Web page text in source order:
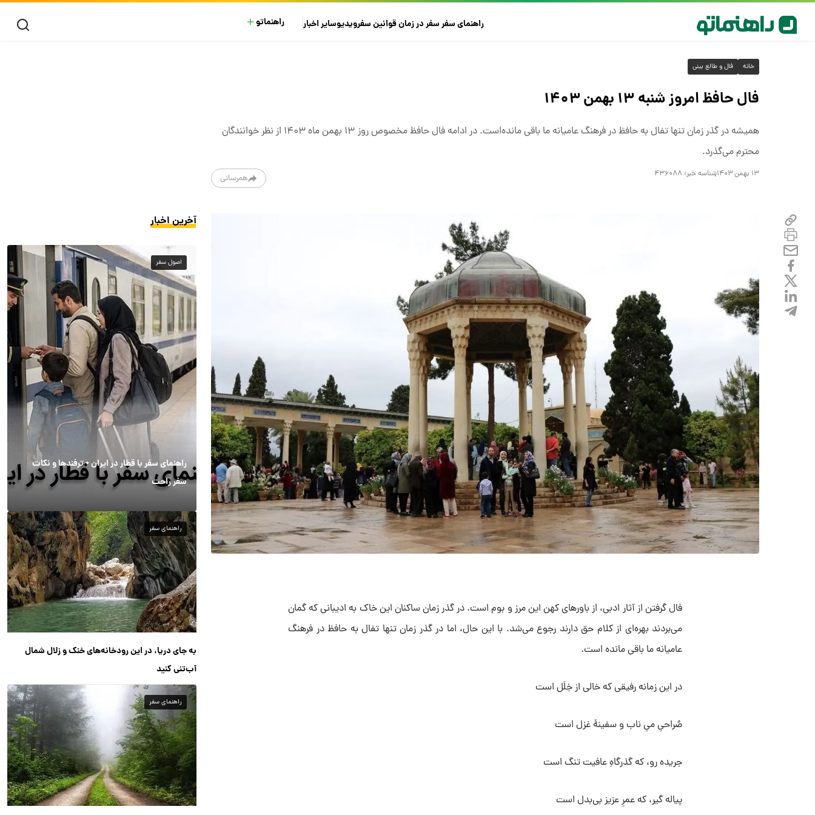
راهنمای سفرسفر در زمانقوانین سفرویدیوسایراخبار راهنماتو
خانه فال و طالع بینی
فال حافظ امروز شنبه ۱۳ بهمن ۱۴۰۳
همیشه در گذر زمان تنها تفال به حافظ در فرهنگ عامیانه ما باقی مانده‌است. در ادامه فال حافظ مخصوص روز ۱۳ بهمن ماه ۱۴۰۳ از نظر خوانندگان
محترم می‌گذرد.
۱۳ بهمن ۱۴۰۳ شناسه خبر: ۴۳۶۰۸۸ همرسانی
فال گرفتن از آثار ادبی، از باور‌های کهن این مرز و بوم است. در گذر زمان ساکنان این خاک به ادیبانی که گمان
می‌بردند بهره‌ای از کلام حق دارند رجوع می‌شد. با این حال، اما در گذر زمان تنها تفال به حافظ در فرهنگ
عامیانه ما باقی مانده است.
در این زمانه رفیقی که خالی از خِلَل است
صُراحیِ میِ ناب و سفینهٔ غزل است
جریده رو، که گذرگاهِ عافیت تنگ است
پیاله گیر، که عمرِ عزیز بی‌بدل است
آخرین اخبار
اصول سفر
راهنمای سفر با قطار در ایران + ترفندها و نکات
سفر راحت
راهنمای سفر
به جای دریا، در این رودخانه‌های خنک و زلال شمال
آب‌تنی کنید
راهنمای سفر